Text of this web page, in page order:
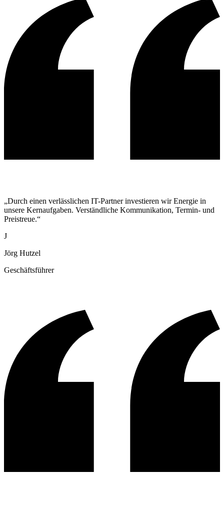
„Durch einen verlässlichen IT-Partner investieren wir Energie in
unsere Kernaufgaben. Verständliche Kommunikation, Termin- und
Preistreue.“
J
Jörg Hutzel
Geschäftsführer